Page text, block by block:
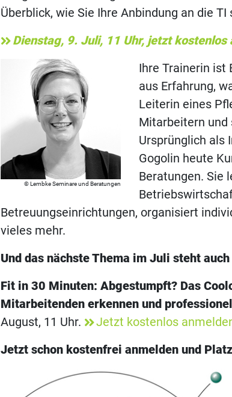
Überblick, wie Sie Ihre Anbindung an die
Dienstag, 9. Juli, 11 Uhr, jetzt kostenlos
Lembke Seminare und Beratungen
Ihre Trainerin ist
aus Erfahrung,
Leiterin eines
Mitarbeitern und
Ursprünglich als
Gogolin heute
Beratungen. Sie
Betreuungseinrichtungen, organisiert
vieles mehr.
Und das nächste Thema im Juli steht auch
Fit in 30 Minuten: Abgestumpft? Das
Mitarbeitenden erkennen und
August, 11 Uhr.
Jetzt kostenlos
Jetzt schon kostenfrei anmelden und